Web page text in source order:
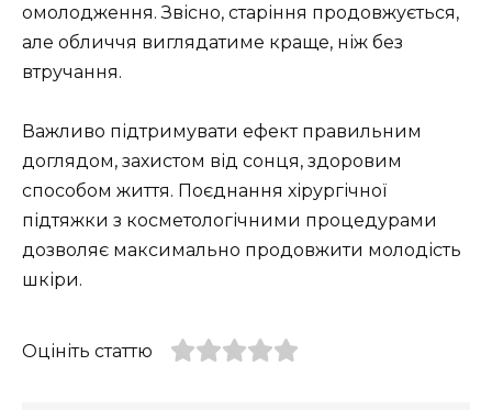
омолодження. Звісно, старіння продовжується,
але обличчя виглядатиме краще, ніж без
втручання.
Важливо підтримувати ефект правильним
доглядом, захистом від сонця, здоровим
способом життя. Поєднання хірургічної
підтяжки з косметологічними процедурами
дозволяє максимально продовжити молодість
шкіри.
Оцініть статтю